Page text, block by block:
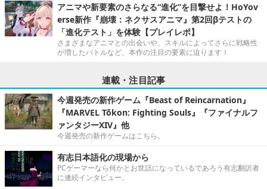
アニマや新要素のさらなる“進化”を目撃せよ！HoYov
erse新作『崩壊：ネクサスアニマ』第2回βテストの
「進化テスト」を体験【プレイレポ】
さまざまなアニマとの出会いや、スキルによってさらに戦略性
が増したバトルなど、本作の注目の要素に迫ります！
連載・注目記事
今週発売の新作ゲーム『Beast of Reincarnation』
『MARVEL Tōkon: Fighting Souls』『ファイナルフ
ァンタジーXIV』他
今週発売の新作ゲームはこちら。
有志日本語化の現場から
PCゲーマーなら何かとお世話になっているであろう有志翻訳者
に連続インタビュー。